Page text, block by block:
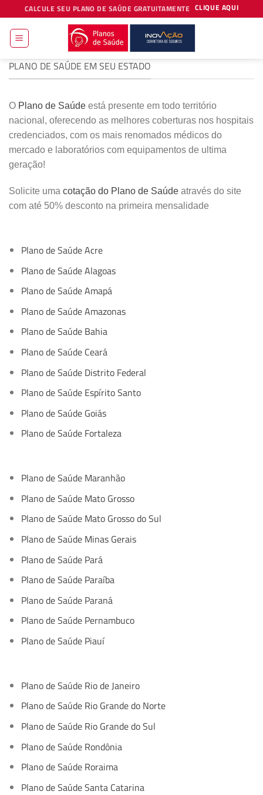
to
content
CALCULE SEU PLANO DE SAÚDE GRATUITAMENTE CLIQUE AQUI
PLANO DE SAÚDE EM SEU ESTADO
O Plano de Saúde está presente em todo território
nacional, oferecendo as melhores coberturas nos hospitais
credenciados, com os mais renomados médicos do
mercado e laboratórios com equipamentos de ultima
geração!
Solicite uma cotação do Plano de Saúde através do site
com até 50% desconto na primeira mensalidade
Plano de Saúde Acre
Plano de Saúde Alagoas
Plano de Saúde Amapá
Plano de Saúde Amazonas
Plano de Saúde Bahia
Plano de Saúde Ceará
Plano de Saúde Distrito Federal
Plano de Saúde Espírito Santo
Plano de Saúde Goiás
Plano de Saúde Fortaleza
Plano de Saúde Maranhão
Plano de Saúde Mato Grosso
Plano de Saúde Mato Grosso do Sul
Plano de Saúde Minas Gerais
Plano de Saúde Pará
Plano de Saúde Paraíba
Plano de Saúde Paraná
Plano de Saúde Pernambuco
Plano de Saúde Piauí
Plano de Saúde Rio de Janeiro
Plano de Saúde Rio Grande do Norte
Plano de Saúde Rio Grande do Sul
Plano de Saúde Rondônia
Plano de Saúde Roraima
Plano de Saúde Santa Catarina